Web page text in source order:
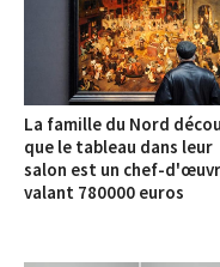
La famille du Nord
que le tableau dans leur
salon est un chef-
valant 780000 euros